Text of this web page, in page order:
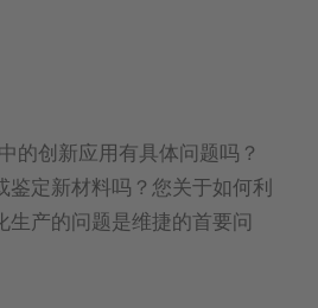
的创新应用有具体问题吗？
鉴定新材料吗？您关于如何利
生产的问题是维捷的首要问